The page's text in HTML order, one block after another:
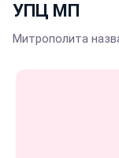
УПЦ МП
Митрополита